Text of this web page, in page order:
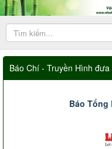
Báo Chí - Truyền Hình
Báo